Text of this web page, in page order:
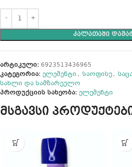
ᲙᲐᲚᲐᲗᲐᲨᲘ
არტიკული: 6923513436965
კატეგორია: ელემენტი , საოფისე,
სახლი და სამზარეულო
პროდუქციის სახეობა: ელემენტი
მსგავსი